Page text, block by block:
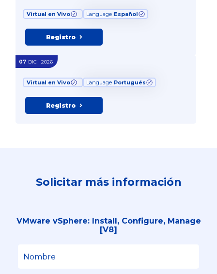
Virtual en Vivo Language Español
Registro
07 DIC | 2026
Virtual en Vivo Language Portugués
Registro
Solicitar más información
VMware vSphere: Install, Configure, Manage
[V8]